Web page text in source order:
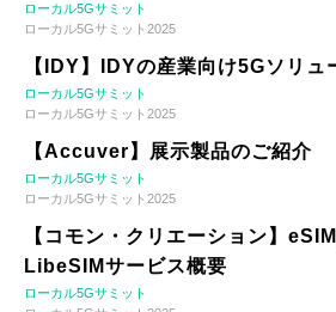
ローカル5Gサミット
ローカル5Gサミット2025
【IDY】IDYの産業向け5Gソリュ
ローカル5Gサミット
ローカル5Gサミット2025
【Accuver】展示製品のご紹介
ローカル5Gサミット
ローカル5Gサミット2025
【コモン・クリエーション】
LibeSIMサービス概要
ローカル5Gサミット